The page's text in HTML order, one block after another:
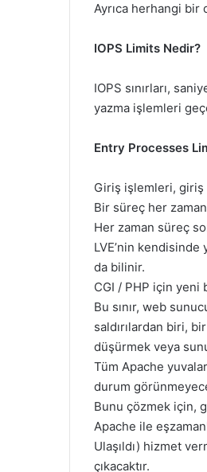
Ayrıca herhangi
IOPS Limits Nedir?
IOPS sınırları,
yazma işlemleri
Entry Processes
Giriş işlemleri, giriş
Bir süreç her
Her zaman süreç
LVE’nin kendisinde
da bilinir.
CGI / PHP için yeni
Bu sınır, web
saldırılardan biri,
düşürmek veya
Tüm Apache
durum
Bunu çözmek için,
Apache ile
Ulaşıldı) hizmet
çıkacaktır.